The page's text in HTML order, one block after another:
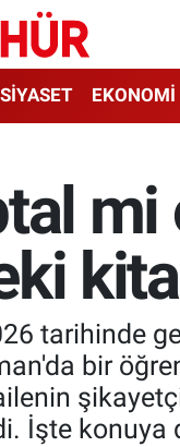
SİYASET EKONOMİ
tarihinde
bir
İşte konuya